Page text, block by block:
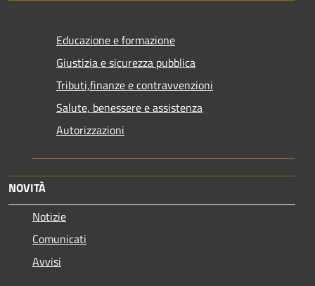
Educazione e formazione
Giustizia e sicurezza pubblica
Tributi,finanze e contravvenzioni
Salute, benessere e assistenza
Autorizzazioni
NOVITÀ
Notizie
Comunicati
Avvisi